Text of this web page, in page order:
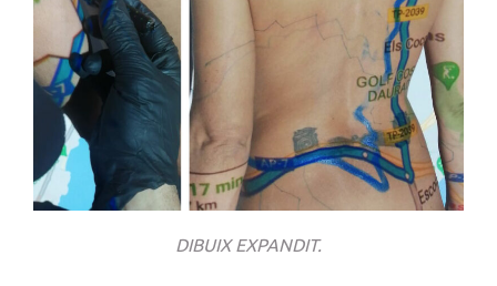
DIBUIX EXPANDIT.